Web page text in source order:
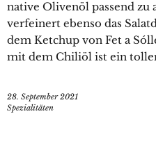
native Olivenöl passend
verfeinert ebenso das
dem Ketchup von Fet a
mit dem Chiliöl ist ein
28. September 2021
Spezialitäten